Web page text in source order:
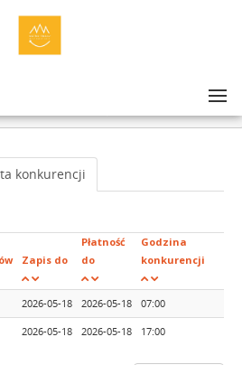
konkurencji
Zapis do
Płatność
do
Godzina
konkurencji
2026-05-18 2026-05-18 07:00
2026-05-18 2026-05-18 17:00